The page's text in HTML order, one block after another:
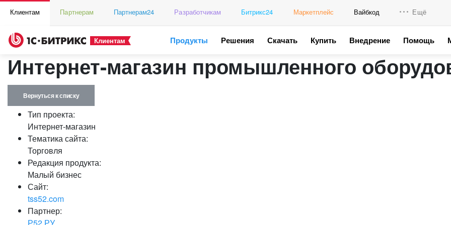
Клиентам Партнерам Партнерам24 Разработчикам Битрикс24 Маркетплейс Вайбкод Ещё
Клиентам Продукты Решения Скачать Купить Внедрение Помощь
Интернет-магазин промышленного
Вернуться к списку
Тип проекта:
Интернет-магазин
Тематика сайта:
Торговля
Редакция продукта:
Малый бизнес
Сайт:
tss52.com
Партнер: